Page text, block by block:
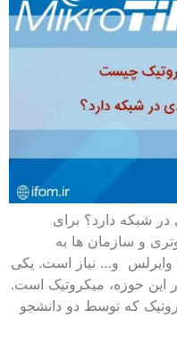
شبکه دارد؟ برای
و سازمان ها به
وایرلس و… نیاز است. یکی
این حوزه، میکروتیک است.
که توسط دو دانشجو